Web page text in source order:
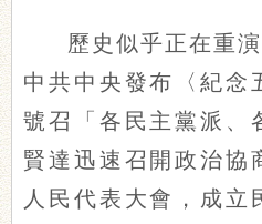
歷史似乎正在重
中共中央發布〈紀念
號召「各民主黨派、
賢達迅速召開政治協
人民代表大會，成立